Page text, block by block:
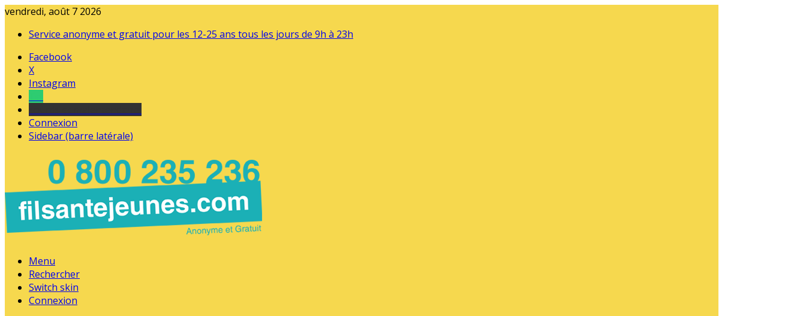
vendredi, août 7 2026
Service anonyme et gratuit pour les 12-25 ans tous les jours de 9h à 23h
Facebook
X
Instagram
Connexion
Sidebar (barre latérale)
Menu
Rechercher
Switch skin
Connexion